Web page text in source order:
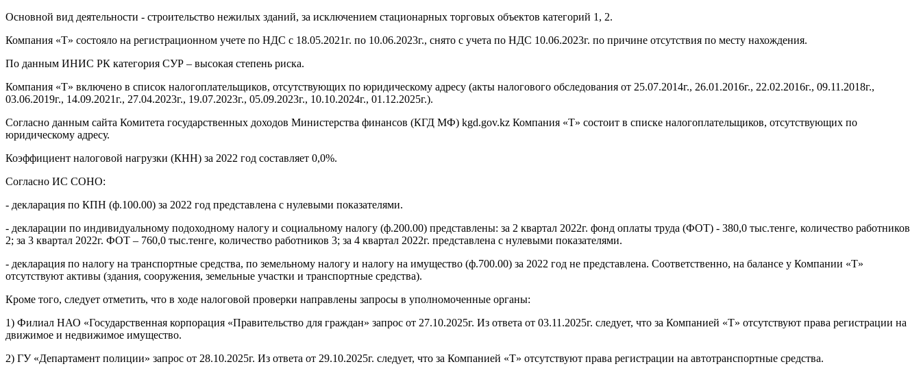
Основной вид деятельности - строительство нежилых зданий, за исключением стационарных торговых объектов категорий 1, 2.
Компания «T» состояло на регистрационном учете по НДС с 18.05.2021г. по 10.06.2023г., снято с учета по НДС 10.06.2023г. по причине отсутствия по месту нахождения.
По данным ИНИС РК категория СУР – высокая степень риска.
Компания «T» включено в список налогоплательщиков, отсутствующих по юридическому адресу (акты налогового обследования от 25.07.2014г., 26.01.2016г., 22.02.2016г., 09.11.2018г.,
03.06.2019г., 14.09.2021г., 27.04.2023г., 19.07.2023г., 05.09.2023г., 10.10.2024г., 01.12.2025г.).
Согласно данным сайта Комитета государственных доходов Министерства финансов (КГД МФ) kgd.gov.kz Компания «T» состоит в списке налогоплательщиков, отсутствующих по
юридическому адресу.
Коэффициент налоговой нагрузки (КНН) за 2022 год составляет 0,0%.
Согласно ИС СОНО:
- декларация по КПН (ф.100.00) за 2022 год представлена с нулевыми показателями.
- декларации по индивидуальному подоходному налогу и социальному налогу (ф.200.00) представлены: за 2 квартал 2022г. фонд оплаты труда (ФОТ) - 380,0 тыс.тенге, количество работников
2; за 3 квартал 2022г. ФОТ – 760,0 тыс.тенге, количество работников 3; за 4 квартал 2022г. представлена с нулевыми показателями.
- декларация по налогу на транспортные средства, по земельному налогу и налогу на имущество (ф.700.00) за 2022 год не представлена. Соответственно, на балансе у Компании «T»
отсутствуют активы (здания, сооружения, земельные участки и транспортные средства).
Кроме того, следует отметить, что в ходе налоговой проверки направлены запросы в уполномоченные органы:
1) Филиал НАО «Государственная корпорация «Правительство для граждан» запрос от 27.10.2025г. Из ответа от 03.11.2025г. следует, что за Компанией «T» отсутствуют права регистрации на
движимое и недвижимое имущество.
2) ГУ «Департамент полиции» запрос от 28.10.2025г. Из ответа от 29.10.2025г. следует, что за Компанией «T» отсутствуют права регистрации на автотранспортные средства.